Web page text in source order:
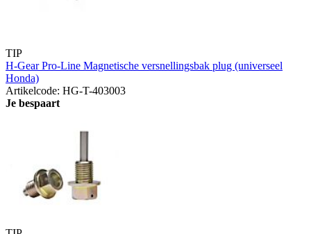
TIP
H-Gear Pro-Line Magnetische versnellingsbak plug (universeel
Honda)
Artikelcode: HG-T-403003
Je bespaart